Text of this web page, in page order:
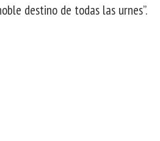
destino de todas las urnes”.